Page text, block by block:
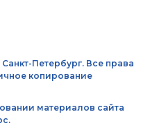
Петербург. Все права
копирование
материалов сайта